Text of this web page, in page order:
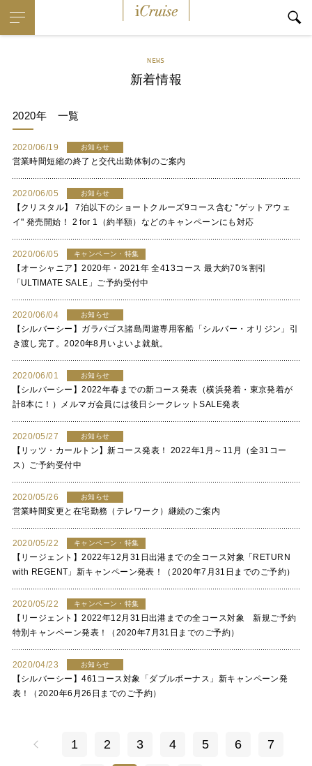
NEWS
新着情報
2020年 一覧
2020/06/19 お知らせ
営業時間短縮の終了と交代出勤体制のご案内
2020/06/05 お知らせ
【クリスタル】 7泊以下のショートクルーズ9コース含む "ゲットアウェ
イ" 発売開始！ 2 for 1（約半額）などのキャンペーンにも対応
2020/06/05 キャンペーン・特集
【オーシャニア】2020年・2021年 全413コース 最大約70％割引
「ULTIMATE SALE」ご予約受付中
2020/06/04 お知らせ
【シルバーシー】ガラパゴス諸島周遊専用客船「シルバー・オリジン」引
き渡し完了。2020年8月いよいよ就航。
2020/06/01 お知らせ
【シルバーシー】2022年春までの新コース発表（横浜発着・東京発着が
計8本に！）メルマガ会員には後日シークレットSALE発表
2020/05/27 お知らせ
【リッツ・カールトン】新コース発表！ 2022年1月～11月（全31コー
ス）ご予約受付中
2020/05/26 お知らせ
営業時間変更と在宅勤務（テレワーク）継続のご案内
2020/05/22 キャンペーン・特集
【リージェント】2022年12月31日出港までの全コース対象「RETURN
with REGENT」新キャンペーン発表！（2020年7月31日までのご予約）
2020/05/22 キャンペーン・特集
【リージェント】2022年12月31日出港までの全コース対象 新規ご予約
特別キャンペーン発表！（2020年7月31日までのご予約）
2020/04/23 お知らせ
【シルバーシー】461コース対象「ダブルボーナス」新キャンペーン発
表！（2020年6月26日までのご予約）
1 2 3 4 5 6 7